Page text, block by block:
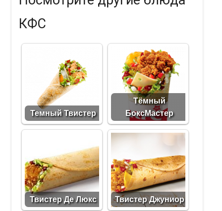
КФС
Темный Твистер
Тёмный
БоксМастер
Твистер Де Люкс Твистер Джуниор